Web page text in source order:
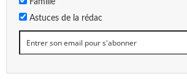
Famille
Astuces de la rédac